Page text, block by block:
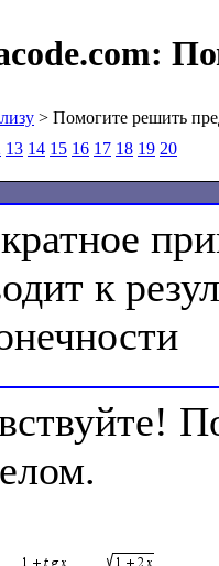
> Помогите решить
13 14 15 16 17 18 19 20
к